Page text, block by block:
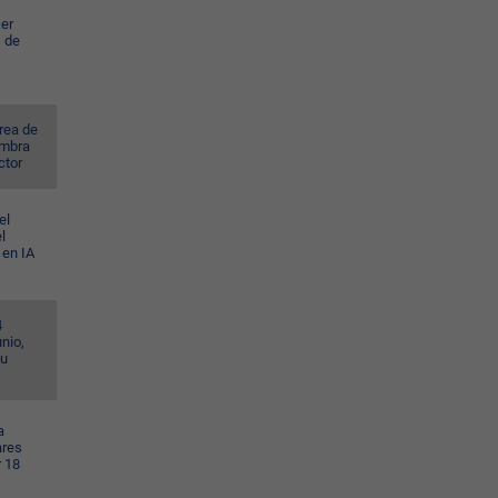
de
de
IA
18